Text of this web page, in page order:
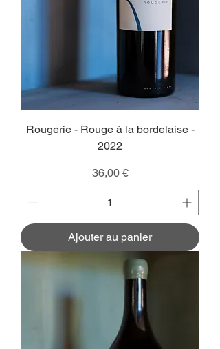
Rougerie - Rouge à la bordelaise -
2022
Prix
36,00 €
Ajouter au panier